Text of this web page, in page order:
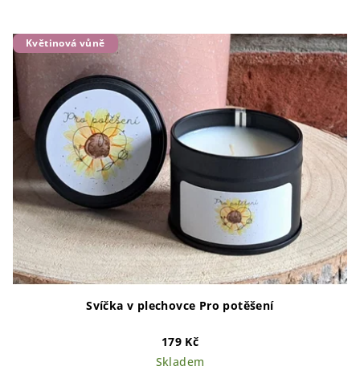
Květinová vůně
Svíčka v plechovce Pro potěšení
179 Kč
Skladem